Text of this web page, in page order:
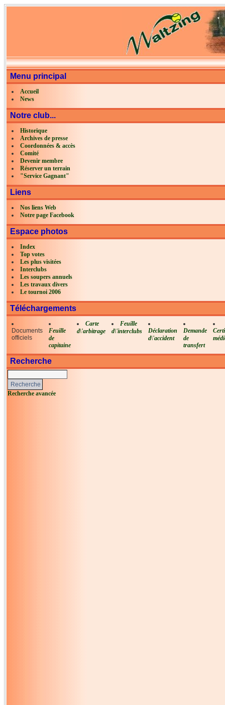
Menu principal
Accueil
News
Notre club...
Historique
Archives de presse
Coordonnées & accès
Comité
Devenir membre
Réserver un terrain
"Service Gagnant"
Liens
Nos liens Web
Notre page Facebook
Espace photos
Index
Top votes
Les plus visitées
Interclubs
Les soupers annuels
Les travaux divers
Le tournoi 2006
Téléchargements
Documents
officiels
Feuille
de
capitaine
Carte
d\'arbitrage
Feuille
d\'interclubs
Déclaration
d\'accident
Demande
de
transfert
Recherche
Recherche avancée